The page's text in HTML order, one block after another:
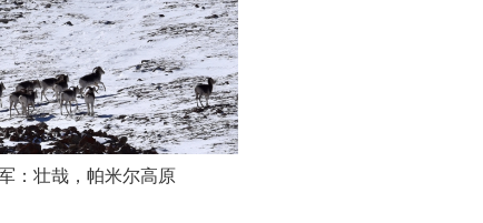
：壮哉，帕米尔高原